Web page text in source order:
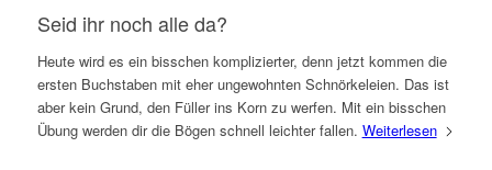
Seid ihr noch alle da?
Heute wird es ein bisschen komplizierter, denn jetzt kommen die
ersten Buchstaben mit eher ungewohnten Schnörkeleien. Das ist
aber kein Grund, den Füller ins Korn zu werfen. Mit ein bisschen
Übung werden dir die Bögen schnell leichter fallen. Weiterlesen